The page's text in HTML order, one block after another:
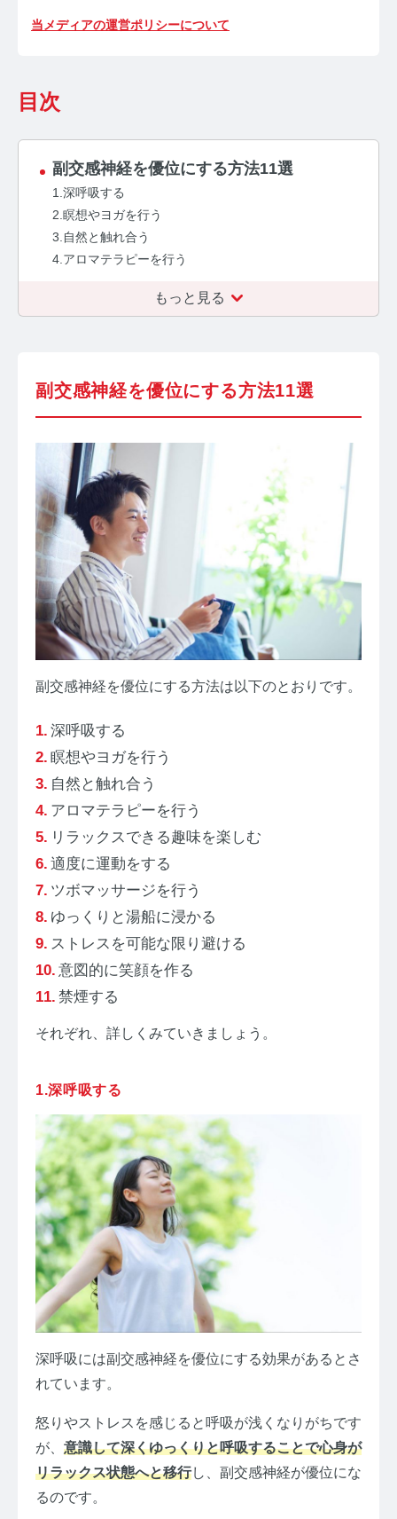
当メディアの運営ポリシーについて
目次
副交感神経を優位にする方法11選
1.深呼吸する
2.瞑想やヨガを行う
3.自然と触れ合う
4.アロマテラピーを行う
もっと見る
副交感神経を優位にする方法11選
副交感神経を優位にする方法は以下のとおりです。
深呼吸する
瞑想やヨガを行う
自然と触れ合う
アロマテラピーを行う
リラックスできる趣味を楽しむ
適度に運動をする
ツボマッサージを行う
ゆっくりと湯船に浸かる
ストレスを可能な限り避ける
意図的に笑顔を作る
禁煙する
それぞれ、詳しくみていきましょう。
1.深呼吸する
深呼吸には副交感神経を優位にする効果があるとさ
れています。
怒りやストレスを感じると呼吸が浅くなりがちです
が、 意識して深くゆっくりと呼吸することで心身が
リラックス状態へと移行し、副交感神経が優位にな
るのです。